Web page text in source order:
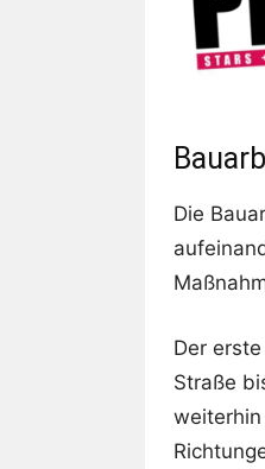
Die
Der
Straße